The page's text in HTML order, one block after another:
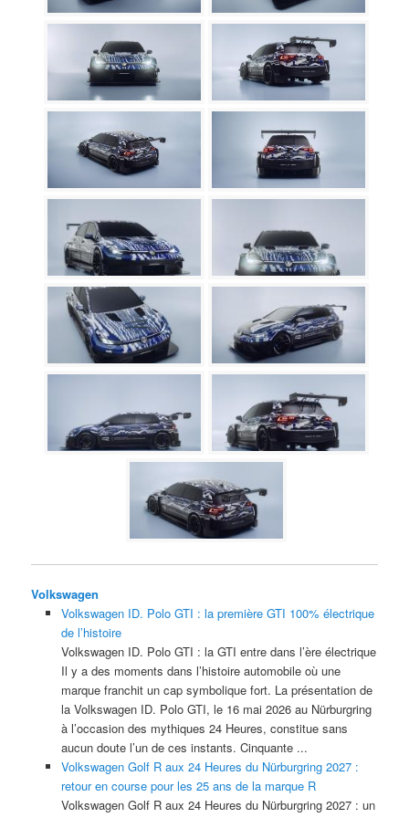
Volkswagen
Volkswagen ID. Polo GTI : la première GTI 100% électrique
de l’histoire
Volkswagen ID. Polo GTI : la GTI entre dans l’ère électrique
Il y a des moments dans l’histoire automobile où une
marque franchit un cap symbolique fort. La présentation de
la Volkswagen ID. Polo GTI, le 16 mai 2026 au Nürburgring
à l’occasion des mythiques 24 Heures, constitue sans
aucun doute l’un de ces instants. Cinquante ...
Volkswagen Golf R aux 24 Heures du Nürburgring 2027 :
retour en course pour les 25 ans de la marque R
Volkswagen Golf R aux 24 Heures du Nürburgring 2027 : un